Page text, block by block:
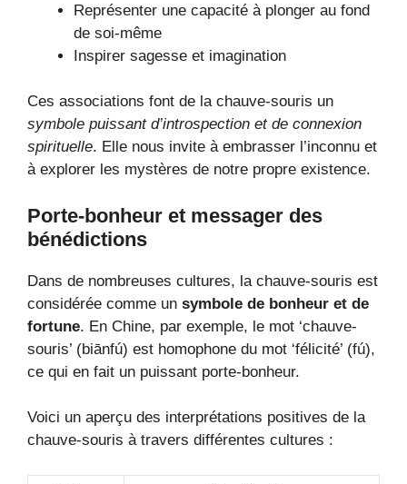
Représenter une capacité à plonger au fond
de soi-même
Inspirer sagesse et imagination
Ces associations font de la chauve-souris un
symbole puissant d’introspection et de connexion
spirituelle. Elle nous invite à embrasser l’inconnu et
à explorer les mystères de notre propre existence.
Porte-bonheur et messager des
bénédictions
Dans de nombreuses cultures, la chauve-souris est
considérée comme un symbole de bonheur et de
fortune. En Chine, par exemple, le mot ‘chauve-
souris’ (biānfú) est homophone du mot ‘félicité’ (fú),
ce qui en fait un puissant porte-bonheur.
Voici un aperçu des interprétations positives de la
chauve-souris à travers différentes cultures :